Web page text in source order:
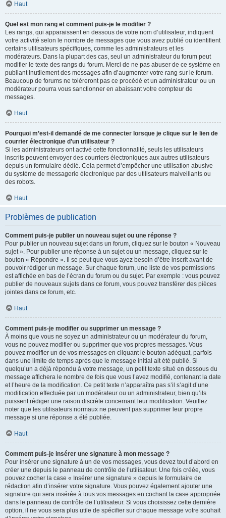
Haut
Quel est mon rang et comment puis-je le modifier ?
Les rangs, qui apparaissent en dessous de votre nom d’utilisateur, indiquent
votre activité selon le nombre de messages que vous avez publié ou identifient
certains utilisateurs spécifiques, comme les administrateurs et les
modérateurs. Dans la plupart des cas, seul un administrateur du forum peut
modifier le texte des rangs du forum. Merci de ne pas abuser de ce système en
publiant inutilement des messages afin d’augmenter votre rang sur le forum.
Beaucoup de forums ne toléreront pas ce procédé et un administrateur ou un
modérateur pourra vous sanctionner en abaissant votre compteur de
messages.
Haut
Pourquoi m’est-il demandé de me connecter lorsque je clique sur le lien de
courrier électronique d’un utilisateur ?
Si les administrateurs ont activé cette fonctionnalité, seuls les utilisateurs
inscrits peuvent envoyer des courriers électroniques aux autres utilisateurs
depuis un formulaire dédié. Cela permet d’empêcher une utilisation abusive
du système de messagerie électronique par des utilisateurs malveillants ou
des robots.
Haut
Problèmes de publication
Comment puis-je publier un nouveau sujet ou une réponse ?
Pour publier un nouveau sujet dans un forum, cliquez sur le bouton « Nouveau
sujet ». Pour publier une réponse à un sujet ou un message, cliquez sur le
bouton « Répondre ». Il se peut que vous ayez besoin d’être inscrit avant de
pouvoir rédiger un message. Sur chaque forum, une liste de vos permissions
est affichée en bas de l’écran du forum ou du sujet. Par exemple : vous pouvez
publier de nouveaux sujets dans ce forum, vous pouvez transférer des pièces
jointes dans ce forum, etc.
Haut
Comment puis-je modifier ou supprimer un message ?
À moins que vous ne soyez un administrateur ou un modérateur du forum,
vous ne pouvez modifier ou supprimer que vos propres messages. Vous
pouvez modifier un de vos messages en cliquant le bouton adéquat, parfois
dans une limite de temps après que le message initial ait été publié. Si
quelqu’un a déjà répondu à votre message, un petit texte situé en dessous du
message affichera le nombre de fois que vous l’avez modifié, contenant la date
et l’heure de la modification. Ce petit texte n’apparaîtra pas s’il s’agit d’une
modification effectuée par un modérateur ou un administrateur, bien qu’ils
puissent rédiger une raison discrète concernant leur modification. Veuillez
noter que les utilisateurs normaux ne peuvent pas supprimer leur propre
message si une réponse a été publiée.
Haut
Comment puis-je insérer une signature à mon message ?
Pour insérer une signature à un de vos messages, vous devez tout d’abord en
créer une depuis le panneau de contrôle de l’utilisateur. Une fois créée, vous
pouvez cocher la case « Insérer une signature » depuis le formulaire de
rédaction afin d’insérer votre signature. Vous pouvez également ajouter une
signature qui sera insérée à tous vos messages en cochant la case appropriée
dans le panneau de contrôle de l’utilisateur. Si vous choisissez cette dernière
option, il ne vous sera plus utile de spécifier sur chaque message votre souhait